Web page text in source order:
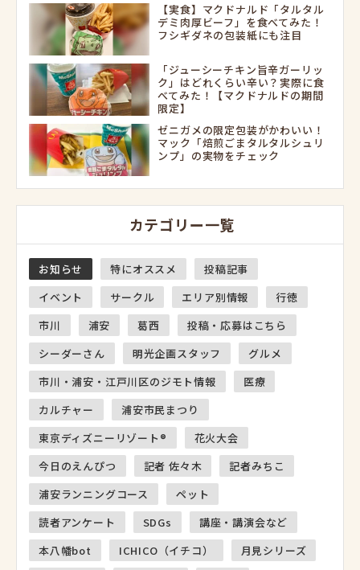
【実食】マクドナルド「タルタル
デミ肉厚ビーフ」を食べてみた！
フシギダネの包装紙にも注目
「ジューシーチキン旨辛ガーリッ
ク」はどれくらい辛い？実際に食
べてみた！【マクドナルドの期間
限定】
ゼニガメの限定包装がかわいい！
マック「焙煎ごまタルタルシュリ
ンプ」の実物をチェック
カテゴリー一覧
お知らせ 特にオススメ
投稿記事
イベント
サークル エリア別情報
行徳
市川
浦安 葛西
投稿・応募はこちら
シーダーさん
明光企画スタッフ
グルメ
市川・浦安・江戸川区のジモト情報
医療
カルチャー
浦安市民まつり
東京ディズニーリゾート®
花火大会
今日のえんぴつ
記者 佐々木
記者みちこ
浦安ランニングコース
ペット
読者アンケート
SDGs
講座・講演会など
本八幡bot
ICHICO（イチコ）
月見シリーズ